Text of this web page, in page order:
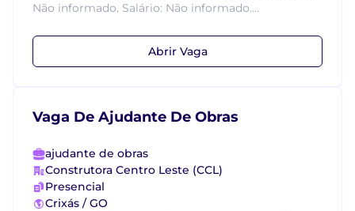
Não informado. Salário: Não informado....
Abrir Vaga
Vaga De Ajudante De Obras
ajudante de obras
Construtora Centro Leste (CCL)
Presencial
Crixás / GO